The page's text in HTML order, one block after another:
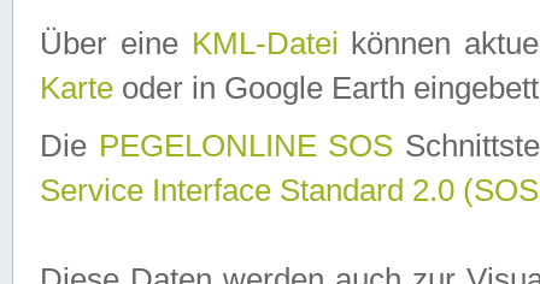
Über eine KML-Datei können
Karte oder in Google Earth
Die PEGELONLINE SOS
Service Interface Standard 2.0